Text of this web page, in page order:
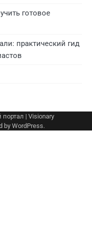
готовое
практический гид
портал | Visionary
by WordPress.